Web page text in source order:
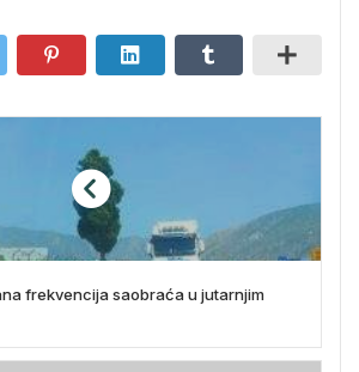
frekvencija saobraća u jutarnjim